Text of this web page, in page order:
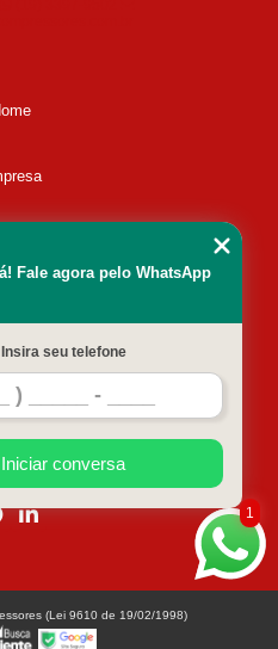
do site
1
Fale agora pelo WhatsApp
Insira seu telefone
Iniciar conversa
(Lei 9610 de 19/02/1998)